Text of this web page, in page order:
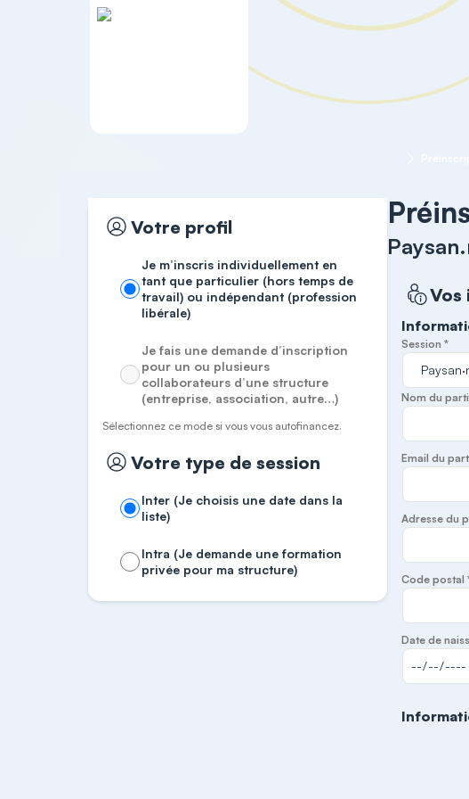
Votre profil
Je m’inscris individuellement en
tant que particulier (hors temps de
travail) ou indépendant (profession
libérale)
Je fais une demande d’inscription
pour un ou plusieurs
collaborateurs d’une structure
(entreprise, association, autre…)
Sélectionnez ce mode si vous vous autofinancez.
Votre type de session
Inter (Je choisis une date dans la
liste)
Intra (Je demande une formation
privée pour ma structure)
Vos
Session *
Nom du
Email du
Adresse du
Code postal
Date de